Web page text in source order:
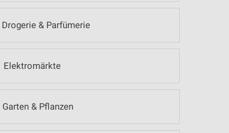
Drogerie & Parfümerie
Elektromärkte
Garten & Pflanzen